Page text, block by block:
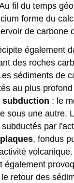
fil du temps
forme du
de carbone
également
des roches
sédiments de
au plus
subduction : le
sous une autre.
par
, fondus
également
retour des